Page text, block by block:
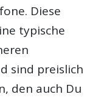
Diese
typische
sind preislich
den auch Du